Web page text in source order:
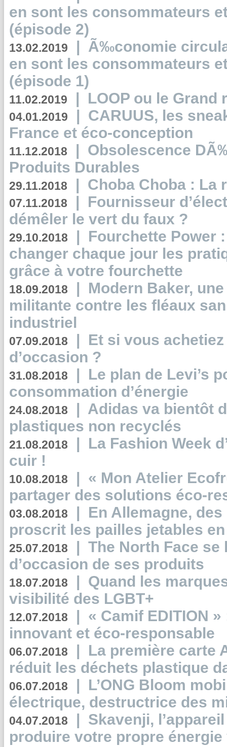
en sont les consommateurs
(épisode 2)
13.02.2019 | Ã‰conomie
en sont les consommateurs
(épisode 1)
11.02.2019 | LOOP ou le Grand
04.01.2019 | CARUUS, les
France et éco-conception
11.12.2018 | Obsolescence
Produits Durables
29.11.2018 | Choba Choba : La
07.11.2018 | Fournisseur
démêler le vert du faux ?
29.10.2018 | Fourchette Power
changer chaque jour les
grâce à votre fourchette
18.09.2018 | Modern Baker,
militante contre les fléaux
industriel
07.09.2018 | Et si vous
d’occasion ?
31.08.2018 | Le plan de Levi’s
consommation d’énergie
24.08.2018 | Adidas va bientôt
plastiques non recyclés
21.08.2018 | La Fashion Week
cuir !
10.08.2018 | « Mon Atelier
partager des solutions éco-
03.08.2018 | En Allemagne,
proscrit les pailles jetables
25.07.2018 | The North Face se
d’occasion de ses produits
18.07.2018 | Quand les
visibilité des LGBT+
12.07.2018 | « Camif EDITION
innovant et éco-responsable
06.07.2018 | La première carte
réduit les déchets plastique
06.07.2018 | L’ONG Bloom
électrique, destructrice des
04.07.2018 | Skavenji,
produire votre propre